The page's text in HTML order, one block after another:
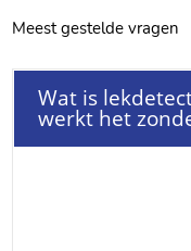
Meest gestelde vragen
Wat is
werkt het